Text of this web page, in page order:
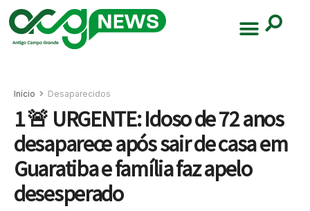
Início Desaparecidos
1 🚨 URGENTE: Idoso de 72 anos
desaparece após sair de casa em
Guaratiba e família faz apelo
desesperado